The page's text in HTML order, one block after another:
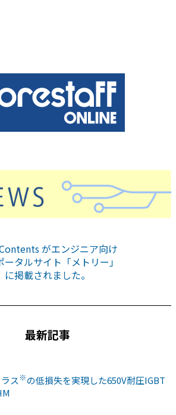
がエンジニア向け
ータルサイト「メトリー」
に掲載されました。
最新記事
ス※の低損失を実現した650V耐圧IGBT